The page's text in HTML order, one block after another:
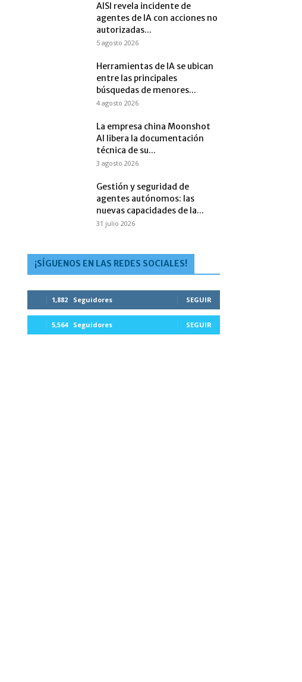
AISI revela incidente de
agentes de IA con acciones no
autorizadas...
5 agosto 2026
Herramientas de IA se ubican
entre las principales
búsquedas de menores...
4 agosto 2026
La empresa china Moonshot
AI libera la documentación
técnica de su...
3 agosto 2026
Gestión y seguridad de
agentes autónomos: las
nuevas capacidades de la...
31 julio 2026
¡SÍGUENOS EN LAS REDES SOCIALES!
1,882 Seguidores SEGUIR
5,564 Seguidores SEGUIR